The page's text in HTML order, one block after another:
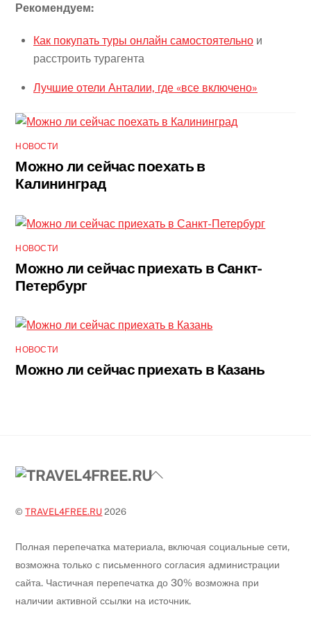
Рекомендуем:
Как покупать туры онлайн самостоятельно и
расстроить турагента
Лучшие отели Анталии, где «все включено»
НОВОСТИ
Можно ли сейчас поехать в
Калининград
НОВОСТИ
Можно ли сейчас приехать в Санкт-
Петербург
НОВОСТИ
Можно ли сейчас приехать в Казань
Back
©TRAVEL4FREE.RU 2026
Полная перепечатка материала, включая социальные сети,
возможна только с письменного согласия администрации
сайта. Частичная перепечатка до 30% возможна при
наличии активной ссылки на источник.